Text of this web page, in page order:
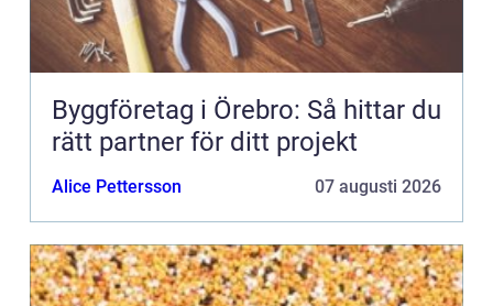
Byggföretag i Örebro: Så hittar du
rätt partner för ditt projekt
Alice Pettersson 07 augusti 2026